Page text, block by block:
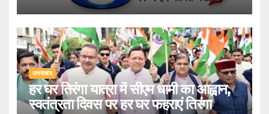
उत्तराखंड
हर घर तिरंगा यात्रा में सीएम धामी का आह्वान,
स्वतंत्रता दिवस पर हर घर फहराएं तिरंगा